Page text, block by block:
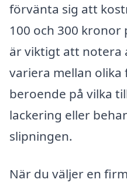
förvänta sig att
100 och 300
är viktigt att notera
variera mellan olika
beroende på vilka
lackering eller
slipningen.
När du väljer en